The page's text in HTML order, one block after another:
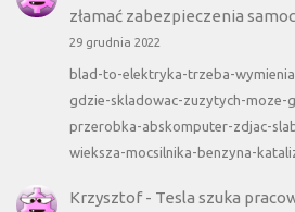
złamać zabezpieczenia
29 grudnia 2022
blad-to-elektryka-trzeba-
gdzie-skladowac-zuzytych-moze-
przerobka-abskomputer-zdjac-
wieksza-mocsilnika-benzyna-
Krzysztof- Tesla szuka